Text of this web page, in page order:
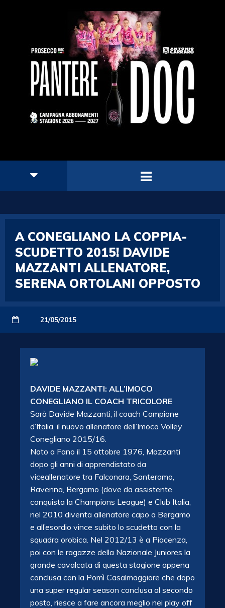
A CONEGLIANO LA COPPIA-
SCUDETTO 2015! DAVIDE
MAZZANTI ALLENATORE,
SERENA ORTOLANI OPPOSTO
21/05/2015
DAVIDE MAZZANTI: ALL’IMOCO
CONEGLIANO IL COACH TRICOLORE
Sarà Davide Mazzanti, il coach Campione
d’Italia, il nuovo allenatore dell’Imoco Volley
Conegliano 2015/16.
Nato a Fano il 15 ottobre 1976, Mazzanti
dopo gli anni di apprendistato da
viceallenatore tra Falconara, Santeramo,
Ravenna, Bergamo (dove da assistente
conquista la Champions League) e Club Italia,
nel 2010 diventa allenatore capo a Bergamo
e all’esordio vince subito lo scudetto con la
squadra orobica. Nel 2012/13 è a Piacenza,
poi con le ragazze della Nazionale Juniores la
grande cavalcata di questa stagione appena
conclusa con la Pomì Casalmaggiore che dopo
una super regular season conclusa al secondo
posto, riesce a fare ancora meglio nei play off